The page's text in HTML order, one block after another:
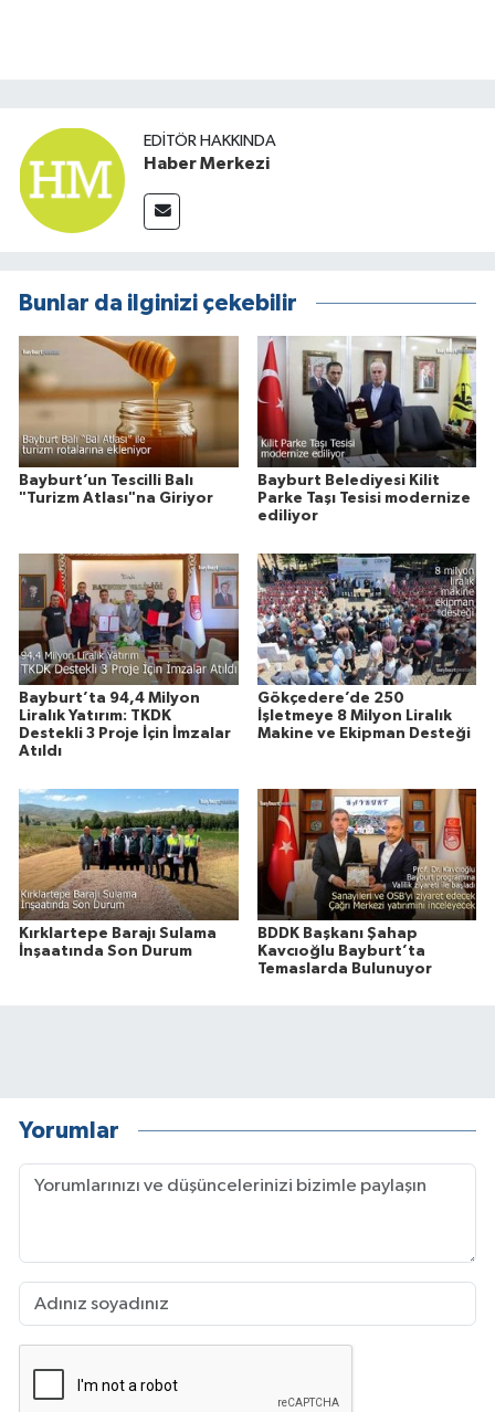
EDITÖR HAKKINDA
Haber Merkezi
Bunlar da ilginizi çekebilir
Bayburt’un Tescilli Balı
"Turizm Atlası"na Giriyor
Bayburt Belediyesi Kilit
Parke Taşı Tesisi modernize
ediliyor
Bayburt’ta 94,4 Milyon
Liralık Yatırım: TKDK
Destekli 3 Proje İçin İmzalar
Atıldı
Gökçedere’de 250
İşletmeye 8 Milyon Liralık
Makine ve Ekipman Desteği
Kırklartepe Barajı Sulama
İnşaatında Son Durum
BDDK Başkanı Şahap
Kavcıoğlu Bayburt’ta
Temaslarda Bulunuyor
Yorumlar